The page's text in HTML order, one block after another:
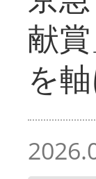
献
を